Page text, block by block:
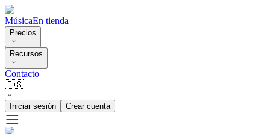
MúsicaEn tienda
Precios
Recursos
Contacto
🇪🇸
Iniciar sesión Crear cuenta